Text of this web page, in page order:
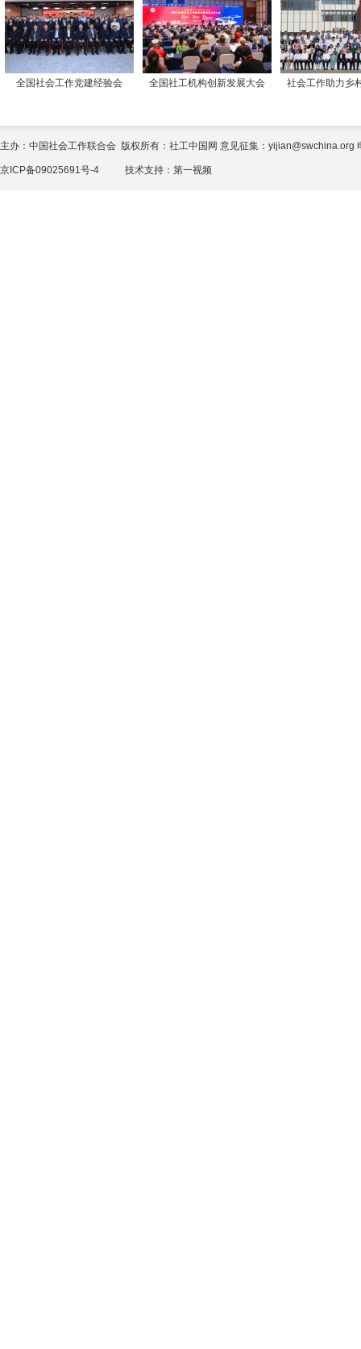
全国社会工作党建经验会 全国社工机构创新发展大会 社会工作助力乡
主办：中国社会工作联合会 版权所有：社工中国网 意见征集：yijian@swchina.org
京ICP备09025691号-4 技术支持： 第一视频